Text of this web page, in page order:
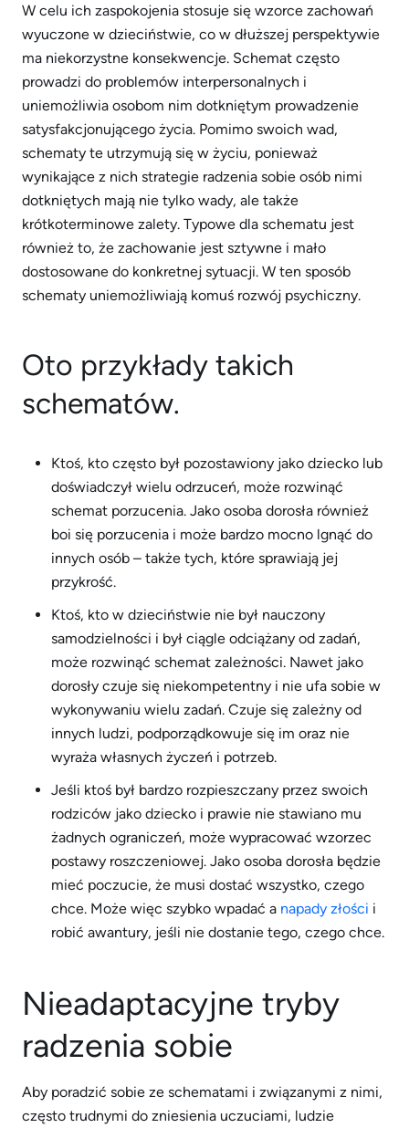
W celu ich zaspokojenia stosuje się wzorce zachowań
wyuczone w dzieciństwie, co w dłuższej perspektywie
ma niekorzystne konsekwencje. Schemat często
prowadzi do problemów interpersonalnych i
uniemożliwia osobom nim dotkniętym prowadzenie
satysfakcjonującego życia. Pomimo swoich wad,
schematy te utrzymują się w życiu, ponieważ
wynikające z nich strategie radzenia sobie osób nimi
dotkniętych mają nie tylko wady, ale także
krótkoterminowe zalety. Typowe dla schematu jest
również to, że zachowanie jest sztywne i mało
dostosowane do konkretnej sytuacji. W ten sposób
schematy uniemożliwiają komuś rozwój psychiczny.
Oto przykłady takich
schematów.
Ktoś, kto często był pozostawiony jako dziecko lub
doświadczył wielu odrzuceń, może rozwinąć
schemat porzucenia. Jako osoba dorosła również
boi się porzucenia i może bardzo mocno lgnąć do
innych osób – także tych, które sprawiają jej
przykrość.
Ktoś, kto w dzieciństwie nie był nauczony
samodzielności i był ciągle odciążany od zadań,
może rozwinąć schemat zależności. Nawet jako
dorosły czuje się niekompetentny i nie ufa sobie w
wykonywaniu wielu zadań. Czuje się zależny od
innych ludzi, podporządkowuje się im oraz nie
wyraża własnych życzeń i potrzeb.
Jeśli ktoś był bardzo rozpieszczany przez swoich
rodziców jako dziecko i prawie nie stawiano mu
żadnych ograniczeń, może wypracować wzorzec
postawy roszczeniowej. Jako osoba dorosła będzie
mieć poczucie, że musi dostać wszystko, czego
chce. Może więc szybko wpadać a napady złości i
robić awantury, jeśli nie dostanie tego, czego chce.
Nieadaptacyjne tryby
radzenia sobie
Aby poradzić sobie ze schematami i związanymi z nimi,
często trudnymi do zniesienia uczuciami, ludzie